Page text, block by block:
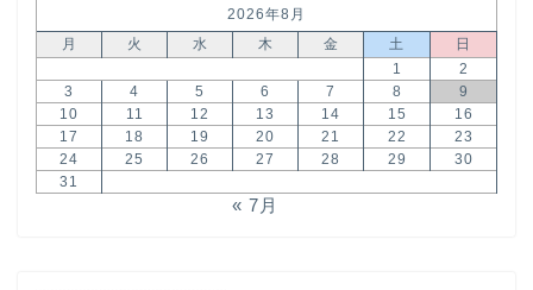
2026年8月
月
火 水 木 金 土
日
1
2
3
4 5 6 7 8
9
10
11 12 13 14 15
16
17
18 19 20 21 22
23
24
25 26 27 28 29
30
31
« 7月